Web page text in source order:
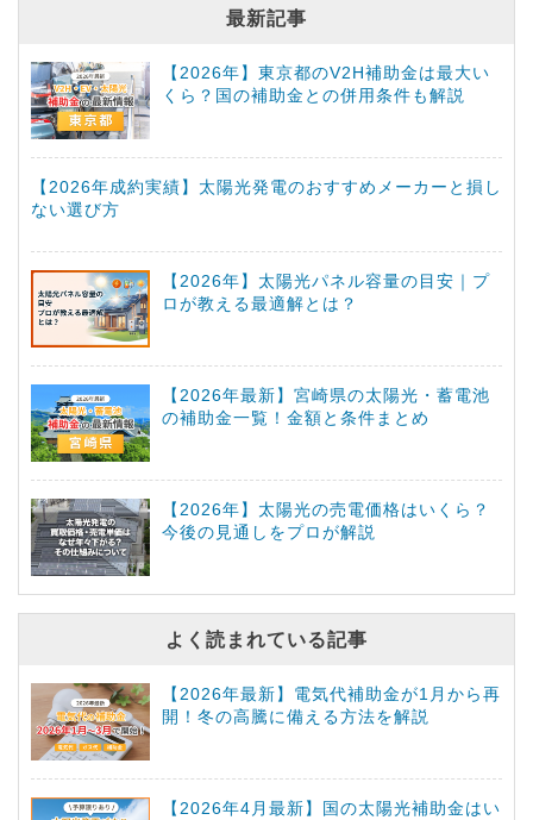
最新記事
【2026年】東京都のV2H補助金は最大い
くら？国の補助金との併用条件も解説
【2026年成約実績】太陽光発電のおすすめメーカーと損し
ない選び方
【2026年】太陽光パネル容量の目安｜プ
ロが教える最適解とは？
【2026年最新】宮崎県の太陽光・蓄電池
の補助金一覧！金額と条件まとめ
【2026年】太陽光の売電価格はいくら？
今後の見通しをプロが解説
よく読まれている記事
【2026年最新】電気代補助金が1月から再
開！冬の高騰に備える方法を解説
【2026年4月最新】国の太陽光補助金はい